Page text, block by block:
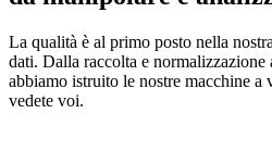
La qualità è al primo posto nella
dati. Dalla raccolta e
abbiamo istruito le nostre macchine a
vedete voi.